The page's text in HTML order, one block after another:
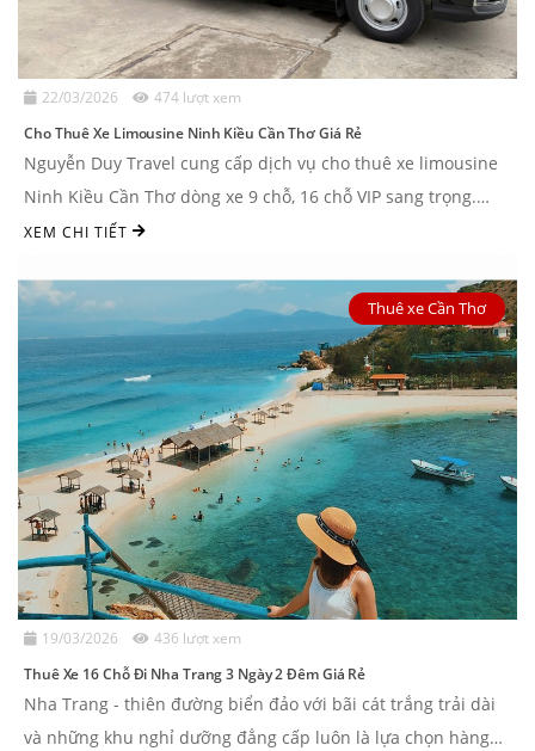
22/03/2026 474 lượt xem
Cho Thuê Xe Limousine Ninh Kiều Cần Thơ Giá Rẻ
Nguyễn Duy Travel cung cấp dịch vụ cho thuê xe limousine
Ninh Kiều Cần Thơ dòng xe 9 chỗ, 16 chỗ VIP sang trọng.
Cam kết 100% xe mới, giá cả cạnh tranh và đưa đón ...
XEM CHI TIẾT
Thuê xe Cần Thơ
19/03/2026 436 lượt xem
Thuê Xe 16 Chỗ Đi Nha Trang 3 Ngày 2 Đêm Giá Rẻ
Nha Trang - thiên đường biển đảo với bãi cát trắng trải dài
và những khu nghỉ dưỡng đẳng cấp luôn là lựa chọn hàng